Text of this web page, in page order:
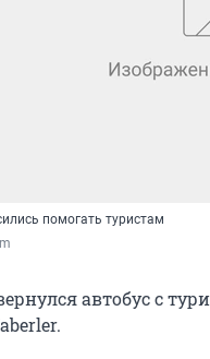
помогать туристам
автобус с